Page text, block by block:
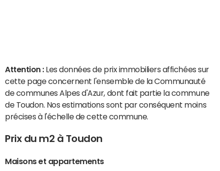
Attention : Les données de prix immobiliers affichées sur
cette page concernent l'ensemble de la Communauté
de communes Alpes d'Azur, dont fait partie la commune
de Toudon. Nos estimations sont par conséquent moins
précises à l'échelle de cette commune.
Prix du m2 à Toudon
Maisons et appartements